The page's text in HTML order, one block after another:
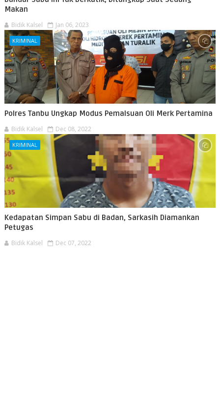
Makan
Bidik Kalsel Jan 06, 2023
KRIMINAL
Polres Tanbu Ungkap Modus Pemalsuan Oli Merk Pertamina
Bidik Kalsel Dec 08, 2022
KRIMINAL
Kedapatan Simpan Sabu di Badan, Sarkasih Diamankan
Petugas
Bidik Kalsel Dec 07, 2022